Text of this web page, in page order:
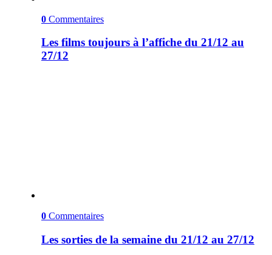
0 Commentaires
Les films toujours à l’affiche du 21/12 au
27/12
0 Commentaires
Les sorties de la semaine du 21/12 au 27/12